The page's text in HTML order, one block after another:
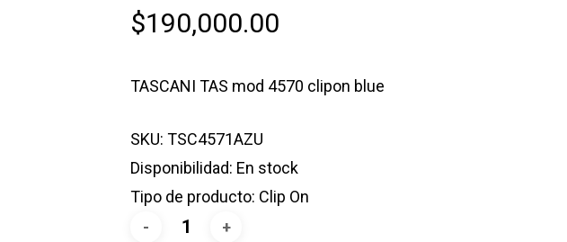
$190,000.00
TASCANI TAS mod 4570 clipon blue
SKU: TSC4571AZU
Disponibilidad: En stock
Tipo de producto: Clip On